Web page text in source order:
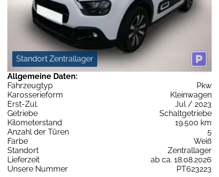
Standort Zentrallager
Allgemeine Daten:
Fahrzeugtyp
Pkw
Karosserieform
Kleinwagen
Erst-Zul.
Jul / 2023
Getriebe
Schaltgetriebe
Kilometerstand
19.500 km
Anzahl der Türen
5
Farbe
Weiß
Standort
Zentrallager
Lieferzeit
ab ca. 18.08.2026
Unsere Nummer
PT623223